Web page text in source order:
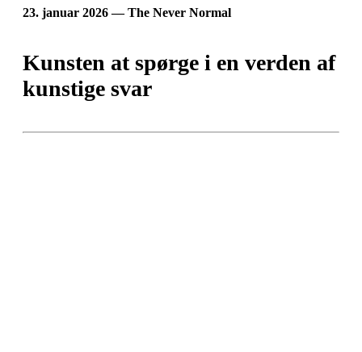
23. januar 2026 — The Never Normal
Kunsten at spørge i en verden af
kunstige svar